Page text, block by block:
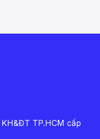
TP.HCM cấp